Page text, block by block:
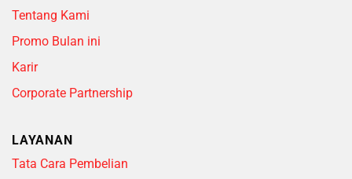
Tentang Kami
Promo Bulan ini
Karir
Corporate Partnership
LAYANAN
Tata Cara Pembelian